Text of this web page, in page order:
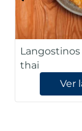
thai
Ver